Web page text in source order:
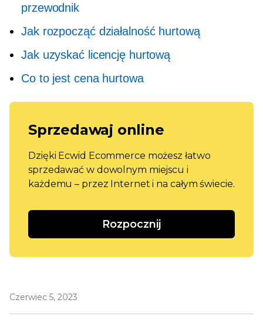
przewodnik
Jak rozpocząć działalność hurtową
Jak uzyskać licencję hurtową
Co to jest cena hurtowa
Sprzedawaj online
Dzięki Ecwid Ecommerce możesz łatwo
sprzedawać w dowolnym miejscu i
każdemu – przez Internet i na całym świecie.
Rozpocznij
Czerwiec 5, 2023